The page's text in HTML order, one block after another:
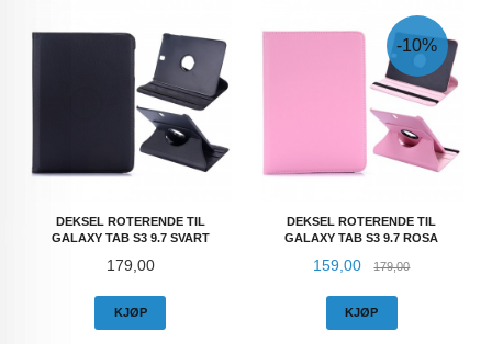
DEKSEL ROTERENDE TIL
GALAXY TAB S3 9.7 SVART
Pris
179,00
KJØP
DEKSEL ROTERENDE TIL
GALAXY TAB S3 9.7 ROSA
Tilbud
159,00 179,00Rabatt
-10%
KJØP